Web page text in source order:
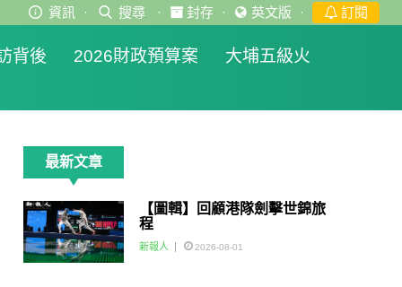
資訊 · 搜尋 · 封存 · 英文版 · 訂閱
背後 2026財政預算案
大埔五級火
最新文章
【圖輯】回顧港隊劍擊世錦旅
程
新報人 2026-08-01